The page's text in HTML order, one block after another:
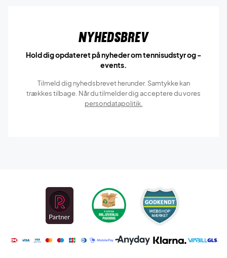
Nyhedsbrev
Hold dig opdateret på nyheder om tennisudstyr og -
events.
Tilmeld dig nyhedsbrevet herunder. Samtykke kan
trækkes tilbage. Når du tilmelder dig acceptere du vores
persondatapolitik.